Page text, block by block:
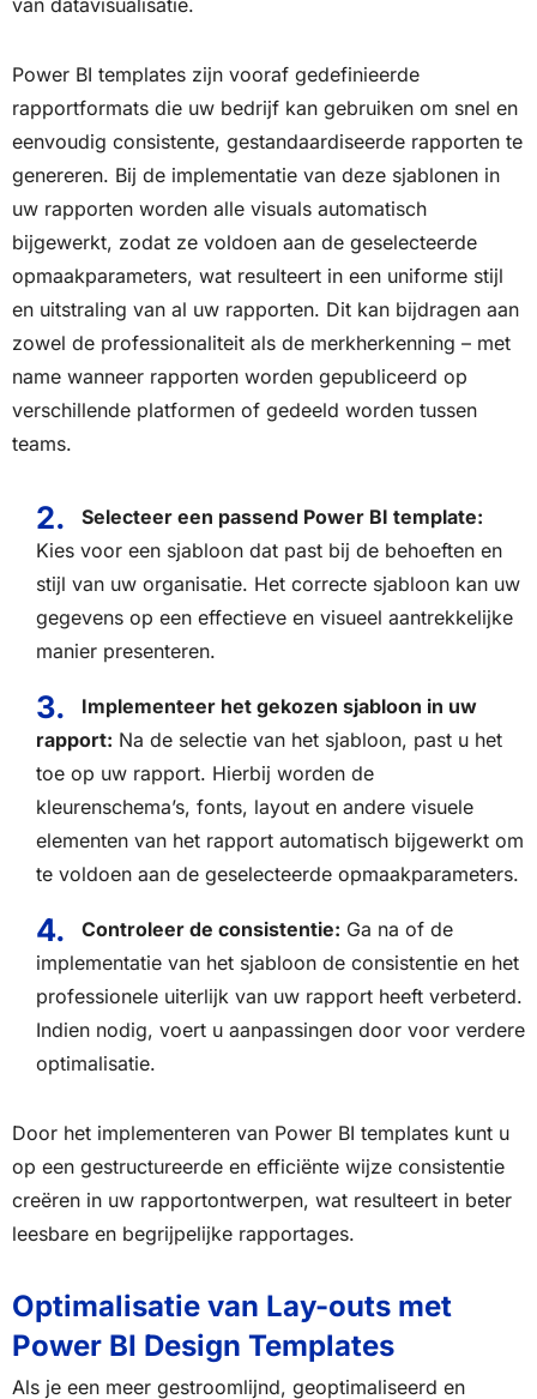
Power BI templates zijn vooraf gedefinieerde
rapportformats die uw bedrijf kan gebruiken om snel en
eenvoudig consistente, gestandaardiseerde rapporten te
genereren. Bij de implementatie van deze sjablonen in
uw rapporten worden alle visuals automatisch
bijgewerkt, zodat ze voldoen aan de geselecteerde
opmaakparameters, wat resulteert in een uniforme stijl
en uitstraling van al uw rapporten. Dit kan bijdragen aan
zowel de professionaliteit als de merkherkenning – met
name wanneer rapporten worden gepubliceerd op
verschillende platformen of gedeeld worden tussen
teams.
Selecteer een passend Power BI template:
Kies voor een sjabloon dat past bij de behoeften en
stijl van uw organisatie. Het correcte sjabloon kan uw
gegevens op een effectieve en visueel aantrekkelijke
manier presenteren.
Implementeer het gekozen sjabloon in uw
rapport: Na de selectie van het sjabloon, past u het
toe op uw rapport. Hierbij worden de
kleurenschema’s, fonts, layout en andere visuele
elementen van het rapport automatisch bijgewerkt om
te voldoen aan de geselecteerde opmaakparameters.
Controleer de consistentie: Ga na of de
implementatie van het sjabloon de consistentie en het
professionele uiterlijk van uw rapport heeft verbeterd.
Indien nodig, voert u aanpassingen door voor verdere
optimalisatie.
Door het implementeren van Power BI templates kunt u
op een gestructureerde en efficiënte wijze consistentie
creëren in uw rapportontwerpen, wat resulteert in beter
leesbare en begrijpelijke rapportages.
Optimalisatie van Lay-outs met
Power BI Design Templates
Als je een meer gestroomlijnd, geoptimaliseerd en